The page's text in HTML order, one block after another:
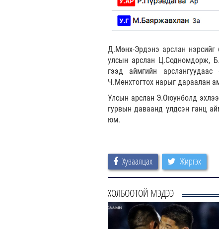
Д.Мөнх-Эрдэнэ арслан
улсын арслан Ц.Содномдорж,
гээд аймгийн
Ч.Мөнхтогтох нарыг дараалан
Улсын арслан Э.Оюунболд
гурвын даваанд үлдсэн ганц
юм.
Хуваалцах Жиргэх
ХОЛБООТОЙ МЭДЭЭ